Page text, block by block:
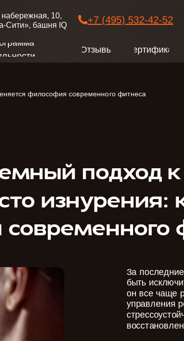
10,
Сити», башня IQ
+7 (495) 532-42-52
Отзывы Сертификат
философия современного фитнеса
подход
изнурения:
За
быть
он все чаще
управления